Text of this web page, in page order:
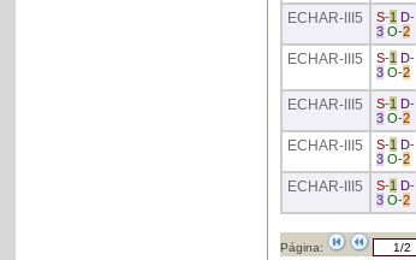
ECHAR-III5 S-1 D-
3 O-2
ECHAR-III5 S-1 D-
3 O-2
ECHAR-III5 S-1 D-
3 O-2
ECHAR-III5 S-1 D-
3 O-2
ECHAR-III5 S-1 D-
3 O-2
Página: